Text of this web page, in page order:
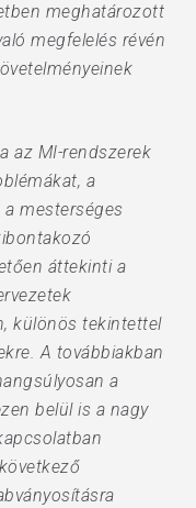
meghatározott
megfelelés révén
az MI-rendszerek
a
mesterséges
áttekinti a
különös tekintettel
A továbbiakban
a
belül is a nagy